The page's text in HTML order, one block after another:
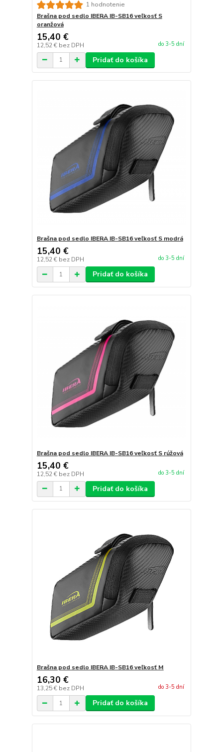
1 hodnotenie
Brašna pod sedlo IBERA IB-SB16 veľkosť S
oranžová
15,40 €
12,52 € bez DPH do 3-5 dní
Pridať do košíka
Brašna pod sedlo IBERA IB-SB16 veľkosť S modrá
15,40 €
12,52 € bez DPH do 3-5 dní
Pridať do košíka
Brašna pod sedlo IBERA IB-SB16 veľkosť S rúžová
15,40 €
12,52 € bez DPH do 3-5 dní
Pridať do košíka
Brašna pod sedlo IBERA IB-SB16 veľkosť M
16,30 €
13,25 € bez DPH do 3-5 dní
Pridať do košíka